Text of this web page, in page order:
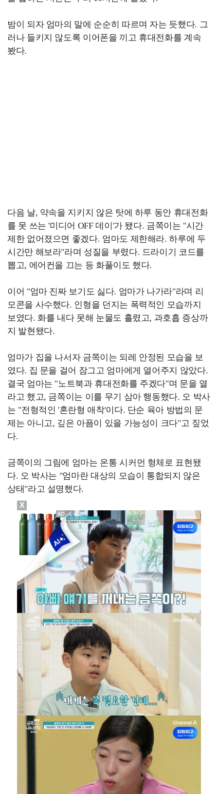
밤이 되자 엄마의 말에 순순히 따르며 자는 듯했다. 그
러나 들키지 않도록 이어폰을 끼고 휴대전화를 계속
봤다.
다음 날, 약속을 지키지 않은 탓에 하루 동안 휴대전화
를 못 쓰는 '미디어 OFF 데이'가 됐다. 금쪽이는 "시간
제한 없어졌으면 좋겠다. 엄마도 제한해라. 하루에 두
시간만 해보라"라며 성질을 부렸다. 드라이기 코드를
뽑고, 에어컨을 끄는 등 화풀이도 했다.
이어 "엄마 진짜 보기도 싫다. 엄마가 나가라"라며 리
모콘을 사수했다. 인형을 던지는 폭력적인 모습까지
보였다. 화를 내다 못해 눈물도 흘렸고, 과호흡 증상까
지 발현됐다.
엄마가 집을 나서자 금쪽이는 되레 안정된 모습을 보
였다. 집 문을 걸어 잠그고 엄마에게 열어주지 않았다.
결국 엄마는 "노트북과 휴대전화를 주겠다"며 문을 열
라고 했고, 금쪽이는 이를 무기 삼아 행동했다. 오 박사
는 "전형적인 '혼란형 애착'이다. 단순 육아 방법의 문
제는 아니고, 깊은 아픔이 있을 가능성이 크다"고 짚었
다.
금쪽이의 그림에 엄마는 온통 시커먼 형체로 표현됐
다. 오 박사는 "엄마란 대상의 모습이 통합되지 않은
상태"라고 설명했다.
X